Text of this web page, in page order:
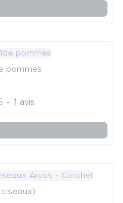
pommes
- 1 avis